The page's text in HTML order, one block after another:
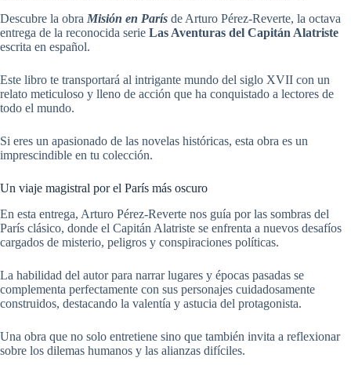
Descubre la obra Misión en París de Arturo Pérez-Reverte, la octava
entrega de la reconocida serie Las Aventuras del Capitán Alatriste
escrita en español.
Este libro te transportará al intrigante mundo del siglo XVII con un
relato meticuloso y lleno de acción que ha conquistado a lectores de
todo el mundo.
Si eres un apasionado de las novelas históricas, esta obra es un
imprescindible en tu colección.
Un viaje magistral por el París más oscuro
En esta entrega, Arturo Pérez-Reverte nos guía por las sombras del
París clásico, donde el Capitán Alatriste se enfrenta a nuevos desafíos
cargados de misterio, peligros y conspiraciones políticas.
La habilidad del autor para narrar lugares y épocas pasadas se
complementa perfectamente con sus personajes cuidadosamente
construidos, destacando la valentía y astucia del protagonista.
Una obra que no solo entretiene sino que también invita a reflexionar
sobre los dilemas humanos y las alianzas difíciles.